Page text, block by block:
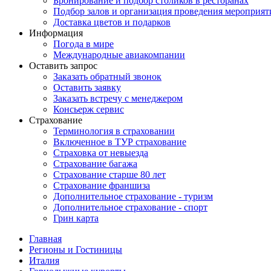
Подбор залов и организация проведения
Доставка цветов и подарков
Информация
Погода в мире
Международные авиакомпании
Оставить запрос
Заказать обратный звонок
Оставить заявку
Заказать встречу с менеджером
Консьерж сервис
Страхование
Терминология в страховании
Включенное в ТУР страхование
Страховка от невыезда
Страхование багажа
Страхование старше 80 лет
Страхование франшиза
Дополнительное страхование - туризм
Дополнительное страхование - спорт
Грин карта
Главная
Регионы и Гостиницы
Италия